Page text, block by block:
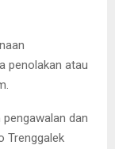
penolakan atau
dan
Trenggalek